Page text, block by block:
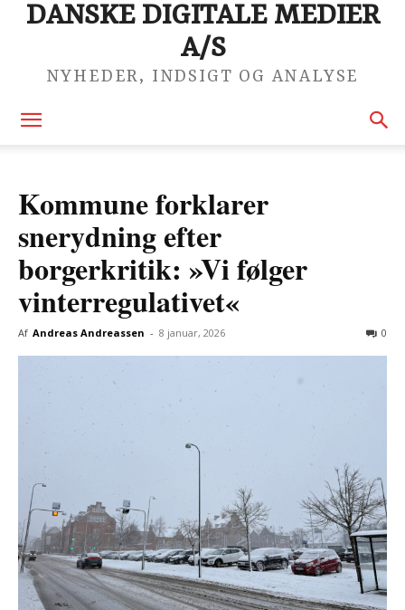
DANSKE DIGITALE MEDIER
A/S
NYHEDER, INDSIGT OG ANALYSE
Kommune forklarer
snerydning efter
borgerkritik: »Vi følger
vinterregulativet«
Af Andreas Andreassen - 8 januar, 2026 0